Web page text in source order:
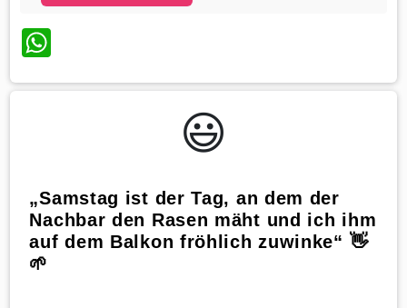
WhatsApp
😃️
„Samstag ist der Tag, an dem der
Nachbar den Rasen mäht und ich ihm
auf dem Balkon fröhlich zuwinke“ 👋
🌱